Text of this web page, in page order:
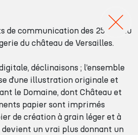
de communication des 25 ans du
du château de Versailles.
déclinaisons ; l’ensemble
d’une illustration originale et
le Domaine, dont Château et
papier sont imprimés
de création à grain léger et à
un vrai plus donnant un